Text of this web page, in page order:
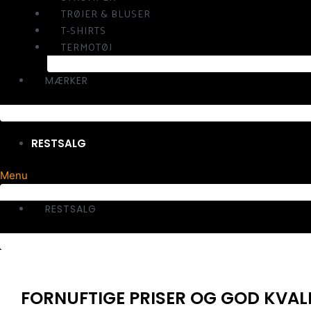
TRØJER & BLUSER
T-SHIRTS
TERMOTØJ
MÆRKER
RESTSALG
Menu
RESTSALG
FORNUFTIGE PRISER OG GOD